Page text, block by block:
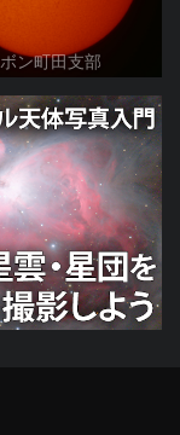
ン町田支部